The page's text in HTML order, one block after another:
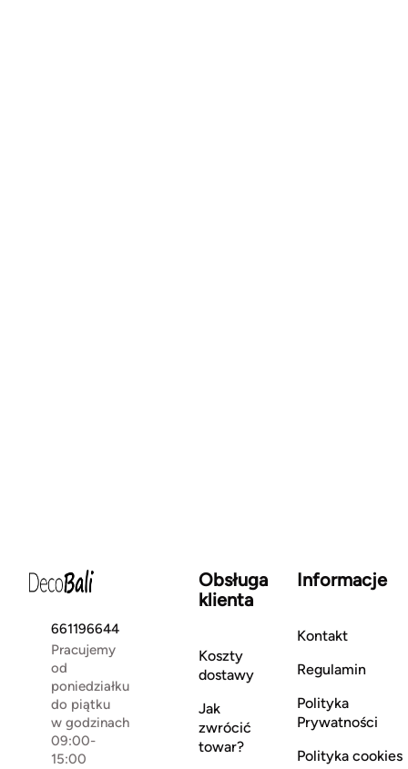
661196644
Pracujemy
od
poniedziałku
do piątku
w godzinach
09:00-
15:00
Obsługa
klienta
Koszty
dostawy
Jak
zwrócić
towar?
Informacje
Kontakt
Regulamin
Polityka
Prywatności
Polityka cookies